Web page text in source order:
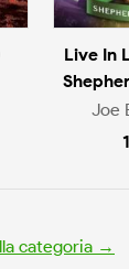
Live In
Joe
categoria →